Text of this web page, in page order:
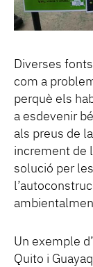
Diverses
com a
perquè els
a esdevenir
als preus de
increment de
solució per
Un exemple
Quito i